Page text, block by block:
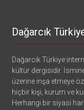
Dağarcık
Dağarcık Türkiye
kültür dergisidir.
üzerine inşa etmeye
hiçbir kişi, kurum ve
Herhangi bir siyasi